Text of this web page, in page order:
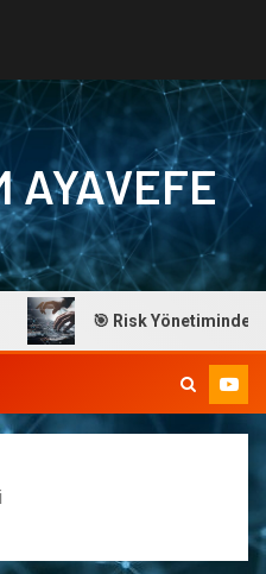
AYAVEFE
🎯 Risk Yönetiminde